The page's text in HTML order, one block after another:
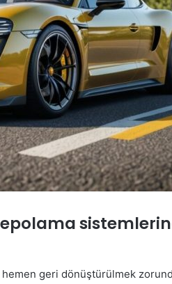
hemen geri dönüştürülmek